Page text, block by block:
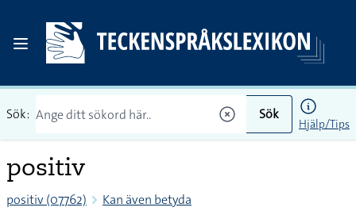
Sök: Sök
Hjälp/Tips
positiv
positiv (07762) Kan även betyda